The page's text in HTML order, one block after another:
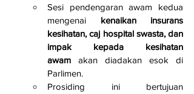
Sesi pendengaran awam kedua
mengenai kenaikan insurans
kesihatan, caj hospital swasta, dan
impak kepada kesihatan
awam akan diadakan esok di
Parlimen.
Prosiding ini bertujuan